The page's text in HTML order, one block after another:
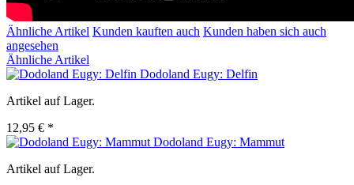
Ähnliche Artikel Kunden kauften auch Kunden haben sich auch
angesehen
Ähnliche Artikel
Dodoland Eugy: Delfin
Artikel auf Lager.
12,95 € *
Dodoland Eugy: Mammut
Artikel auf Lager.